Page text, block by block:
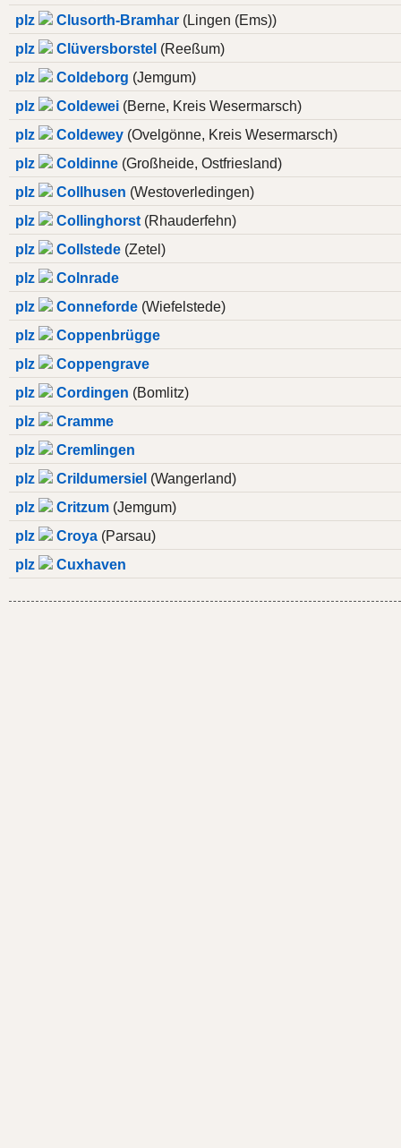
plz
Clusorth-Bramhar (Lingen (Ems))
plz
Clüversborstel (Reeßum)
plz
Coldeborg (Jemgum)
plz
Coldewei (Berne, Kreis Wesermarsch)
plz
Coldewey (Ovelgönne, Kreis Wesermarsch)
plz
Coldinne (Großheide, Ostfriesland)
plz
Collhusen (Westoverledingen)
plz
Collinghorst (Rhauderfehn)
plz
Collstede (Zetel)
plz
Colnrade
plz
Conneforde (Wiefelstede)
plz
Coppenbrügge
plz
Coppengrave
plz
Cordingen (Bomlitz)
plz
Cramme
plz
Cremlingen
plz
Crildumersiel (Wangerland)
plz
Critzum (Jemgum)
plz
Croya (Parsau)
plz
Cuxhaven